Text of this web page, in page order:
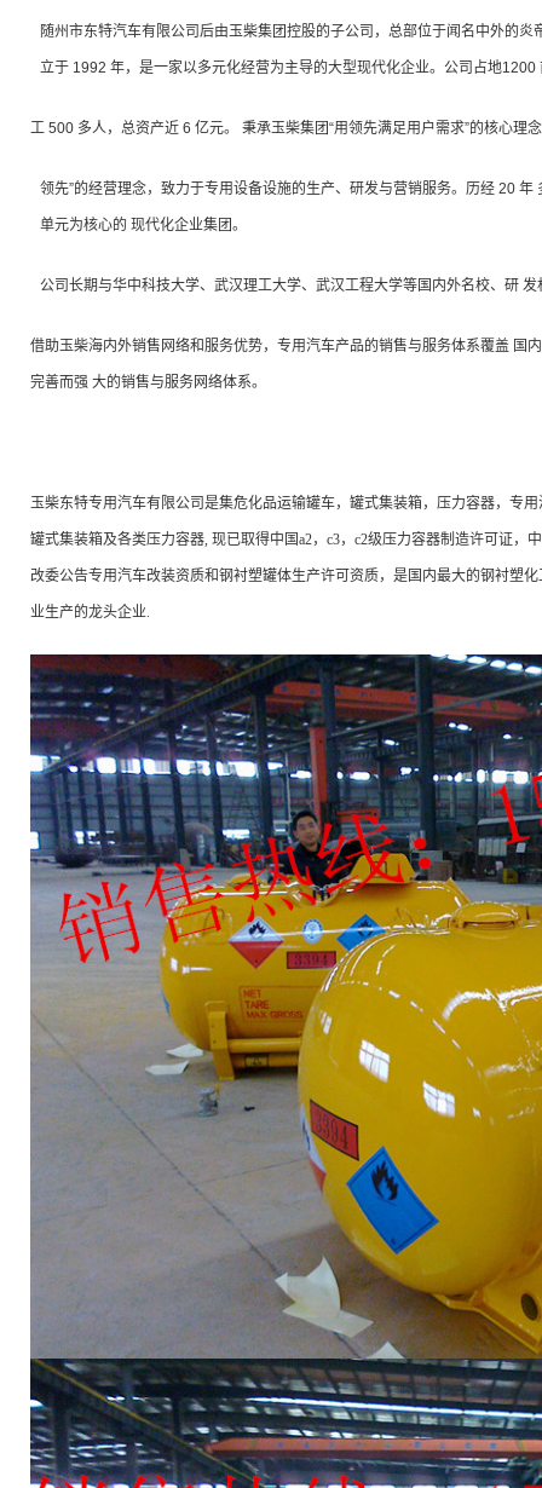
随州市东特汽车有限公司后由玉柴集团控股的子公司，总部位于闻名中外的
立于 1992 年，是一家以多元化经营为主导的大型现代化企业。公司占地1200
工 500 多人，总资产近 6 亿元。 秉承玉柴集团“用领先满足用户需求”的核心理
领先”的经营理念，致力于专用设备设施的生产、研发与营销服务。历经 20 年
单元为核心的 现代化企业集团。
公司长期与华中科技大学、武汉理工大学、武汉工程大学等国内外名校、研
借助玉柴海内外销售网络和服务优势，专用汽车产品的销售与服务体系覆盖 国
完善而强 大的销售与服务网络体系。
玉柴东特专用汽车有限公司是集危化品运输罐车，罐式集装箱，压力容器，专
罐式集装箱及各类压力容器, 现已取得中国a2，c3，c2级压力容器制造许可证，
改委公告专用汽车改装资质和钢衬塑罐体生产许可资质，是国内最大的钢衬塑
业生产的龙头企业.